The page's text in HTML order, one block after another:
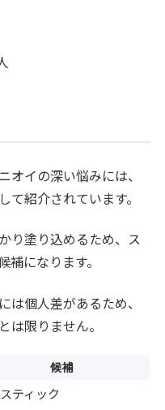
オイの深い悩みには、
紹介されています。
り塗り込めるため、ス
になります。
は個人差があるため、
は限りません。
候補
ティック